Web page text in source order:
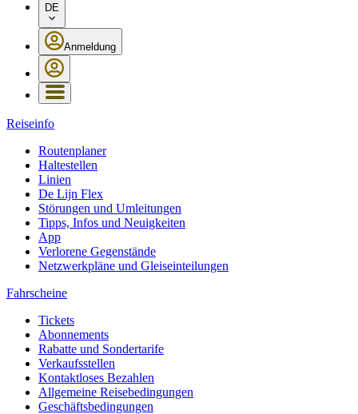
DE
Anmeldung
Reiseinfo
Routenplaner
Haltestellen
Linien
De Lijn Flex
Störungen und Umleitungen
Tipps, Infos und Neuigkeiten
App
Verlorene Gegenstände
Netzwerkpläne und Gleiseinteilungen
Fahrscheine
Tickets
Abonnements
Rabatte und Sondertarife
Verkaufsstellen
Kontaktloses Bezahlen
Allgemeine Reisebedingungen
Geschäftsbedingungen